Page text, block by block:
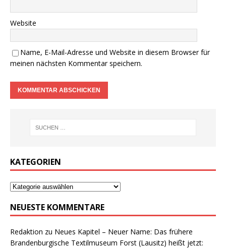
Website
Name, E-Mail-Adresse und Website in diesem Browser für
meinen nächsten Kommentar speichern.
KATEGORIEN
NEUESTE KOMMENTARE
Redaktion zu Neues Kapitel – Neuer Name: Das frühere
Brandenburgische Textilmuseum Forst (Lausitz) heißt jetzt: